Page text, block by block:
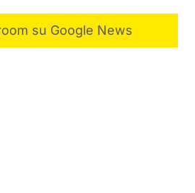
su Google News